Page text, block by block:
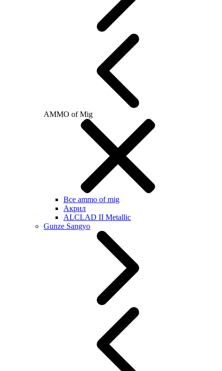
AMMO of Mig
Все ammo of mig
Акрил
ALCLAD II Metallic
Gunze Sangyo